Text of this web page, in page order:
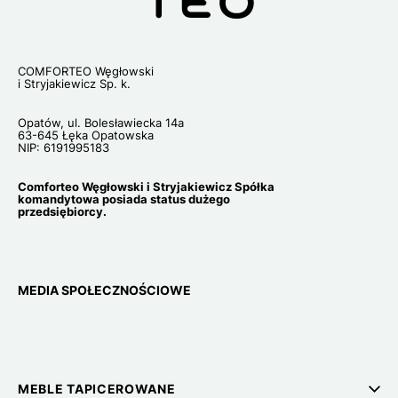
COMFORTEO Węgłowski
i Stryjakiewicz Sp. k.
Opatów, ul. Bolesławiecka 14a
63-645 Łęka Opatowska
NIP: 6191995183
Comforteo Węgłowski i Stryjakiewicz Spółka
komandytowa posiada status dużego
przedsiębiorcy.
MEDIA SPOŁECZNOŚCIOWE
MEBLE TAPICEROWANE